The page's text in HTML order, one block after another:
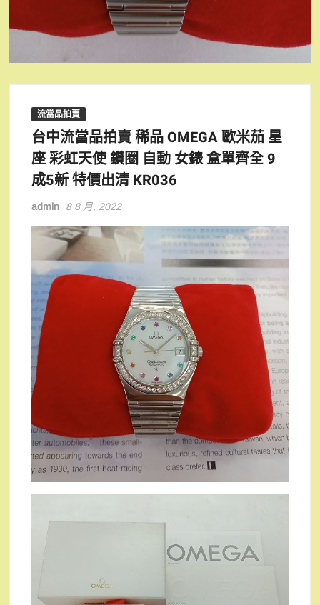
流當品拍賣
台中流當品拍賣 稀品 OMEGA 歐米茄 星
座 彩虹天使 鑽圈 自動 女錶 盒單齊全 9
成5新 特價出清 KR036
admin 8 8 月, 2022